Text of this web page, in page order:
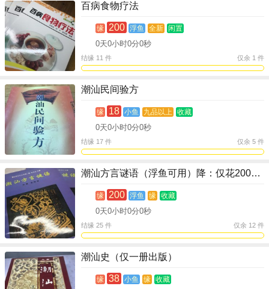
百病食物疗法
缘 200 浮鱼 全新 闲置
0天0小时0分0秒
仅余 1 件
结缘 11 件
潮汕民间验方
缘 18 小鱼 九品以上 收藏
0天0小时0分0秒
仅余 5 件
结缘 17 件
潮汕方言谜语（浮鱼可用）降：仅花200浮鱼
缘 200 浮鱼 缘 收藏
0天0小时0分0秒
仅余 12 件
结缘 25 件
潮汕史（仅一册出版）
缘 38 小鱼 缘 收藏